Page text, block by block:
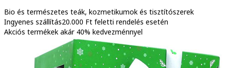
Bio és természetes teák, kozmetikumok és tisztítószerek
Ingyenes szállítás20.000 Ft feletti rendelés esetén
Akciós termékek akár 40% kedvezménnyel